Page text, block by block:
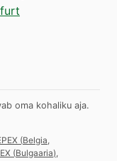
oma kohaliku aja.
(Belgia,
(Bulgaaria)